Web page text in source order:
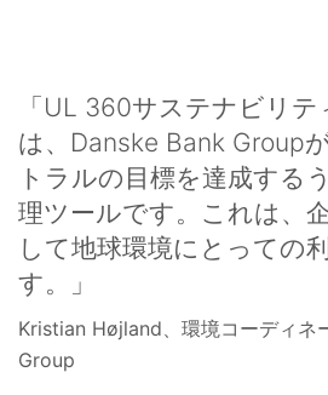
「UL 360サステナビリ
は、Danske Bank Group
トラルの目標を達成する
理ツールです。これは、
して地球環境にとっての
す。」
Kristian Højland、環境コーディネ
Group